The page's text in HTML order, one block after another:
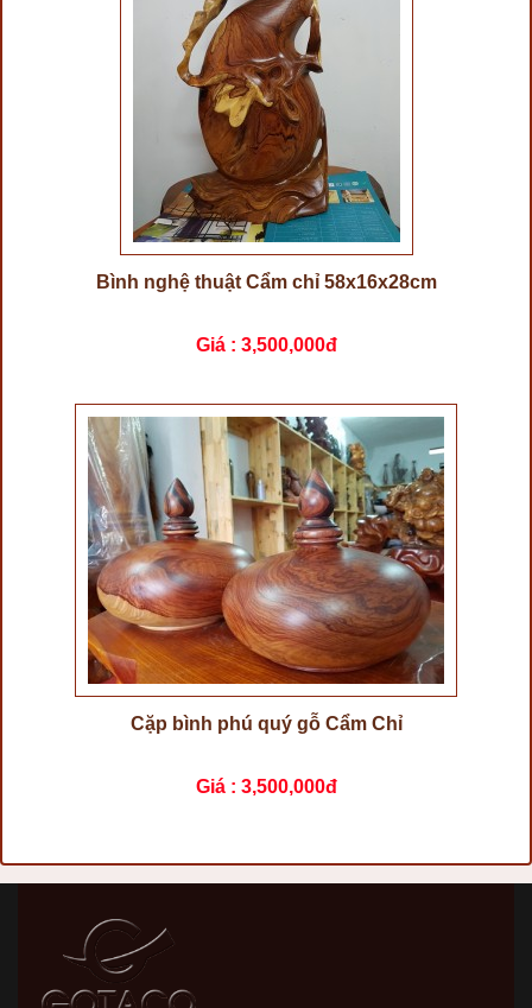
Bình nghệ thuật Cẩm chỉ 58x16x28cm
Giá : 3,500,000đ
Cặp bình phú quý gỗ Cẩm Chỉ
Giá : 3,500,000đ